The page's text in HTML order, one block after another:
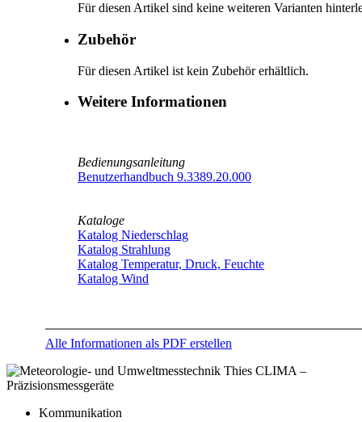
Für diesen Artikel sind keine weiteren Varianten
Zubehör
Für diesen Artikel ist kein Zubehör erhältlich.
Weitere Informationen
Bedienungsanleitung
Benutzerhandbuch 9.3389.20.000
Kataloge
Katalog Niederschlag
Katalog Strahlung
Katalog Temperatur, Druck, Feuchte
Katalog Wind
Alle Informationen als PDF erstellen
Kommunikation